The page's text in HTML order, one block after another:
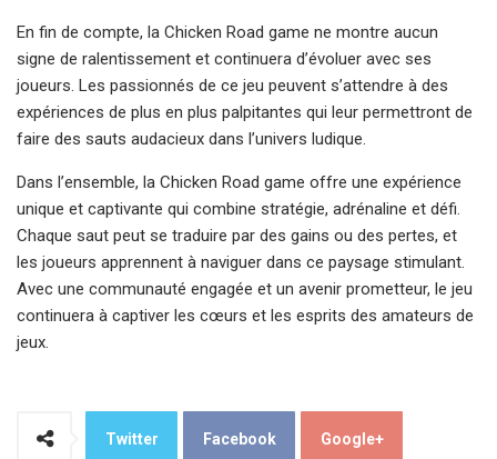
En fin de compte, la Chicken Road game ne montre aucun
signe de ralentissement et continuera d’évoluer avec ses
joueurs. Les passionnés de ce jeu peuvent s’attendre à des
expériences de plus en plus palpitantes qui leur permettront de
faire des sauts audacieux dans l’univers ludique.
Dans l’ensemble, la Chicken Road game offre une expérience
unique et captivante qui combine stratégie, adrénaline et défi.
Chaque saut peut se traduire par des gains ou des pertes, et
les joueurs apprennent à naviguer dans ce paysage stimulant.
Avec une communauté engagée et un avenir prometteur, le jeu
continuera à captiver les cœurs et les esprits des amateurs de
jeux.
Twitter Facebook Google+